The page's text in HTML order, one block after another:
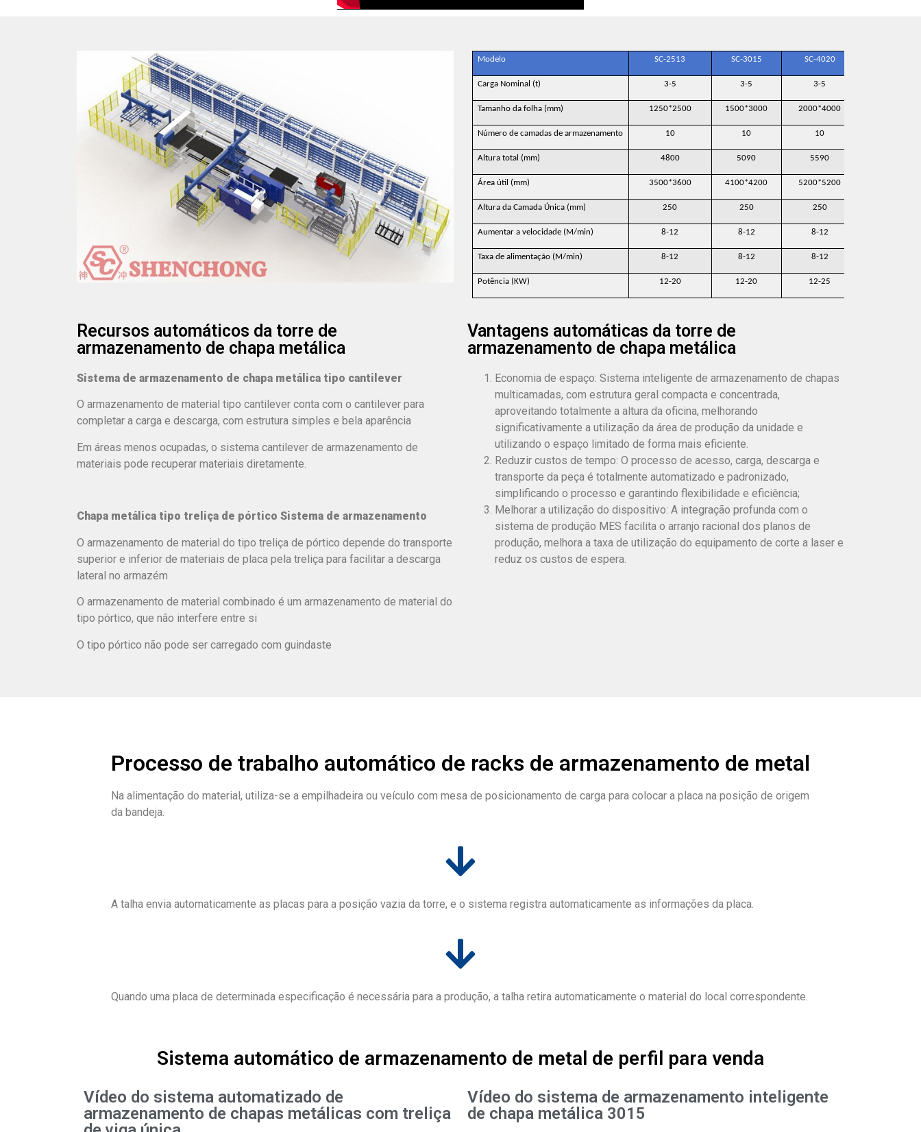
Modelo SC-2513 SC-3015 SC-4020
Carga Nominal (t) 3-5 3-5 3-5
Tamanho da folha (mm) 1250*2500 1500*3000 2000*4000
Número de camadas de armazenamento 10 10 10
Altura total (mm) 4800 5090 5590
Área útil (mm) 3500*3600 4100*4200 5200*5200
Altura da Camada Única (mm) 250 250 250
Aumentar a velocidade (M/min) 8-12 8-12 8-12
Taxa de alimentação (M/min) 8-12 8-12 8-12
Potência (KW) 12-20 12-20 12-25
Recursos automáticos da torre de
armazenamento de chapa metálica
Sistema de armazenamento de chapa metálica tipo cantilever
O armazenamento de material tipo cantilever conta com o cantilever para
completar a carga e descarga, com estrutura simples e bela aparência
Em áreas menos ocupadas, o sistema cantilever de armazenamento de
materiais pode recuperar materiais diretamente.
Chapa metálica tipo treliça de pórtico Sistema de armazenamento
O armazenamento de material do tipo treliça de pórtico depende do transporte
superior e inferior de materiais de placa pela treliça para facilitar a descarga
lateral no armazém
O armazenamento de material combinado é um armazenamento de material do
tipo pórtico, que não interfere entre si
O tipo pórtico não pode ser carregado com guindaste
Vantagens automáticas da torre de
armazenamento de chapa metálica
Economia de espaço: Sistema inteligente de armazenamento de chapas
multicamadas, com estrutura geral compacta e concentrada,
aproveitando totalmente a altura da oficina, melhorando
significativamente a utilização da área de produção da unidade e
utilizando o espaço limitado de forma mais eficiente.
Reduzir custos de tempo: O processo de acesso, carga, descarga e
transporte da peça é totalmente automatizado e padronizado,
simplificando o processo e garantindo flexibilidade e eficiência;
Melhorar a utilização do dispositivo: A integração profunda com o
sistema de produção MES facilita o arranjo racional dos planos de
produção, melhora a taxa de utilização do equipamento de corte a laser e
reduz os custos de espera.
Processo de trabalho automático de racks de armazenamento de metal
Na alimentação do material, utiliza-se a empilhadeira ou veículo com mesa de posicionamento de carga para colocar a placa na posição de origem
da bandeja.
A talha envia automaticamente as placas para a posição vazia da torre, e o sistema registra automaticamente as informações da placa.
Quando uma placa de determinada especificação é necessária para a produção, a talha retira automaticamente o material do local correspondente.
Sistema automático de armazenamento de metal de perfil para venda
Vídeo do sistema automatizado de
armazenamento de chapas metálicas com treliça
Vídeo do sistema de armazenamento inteligente
de chapa metálica 3015